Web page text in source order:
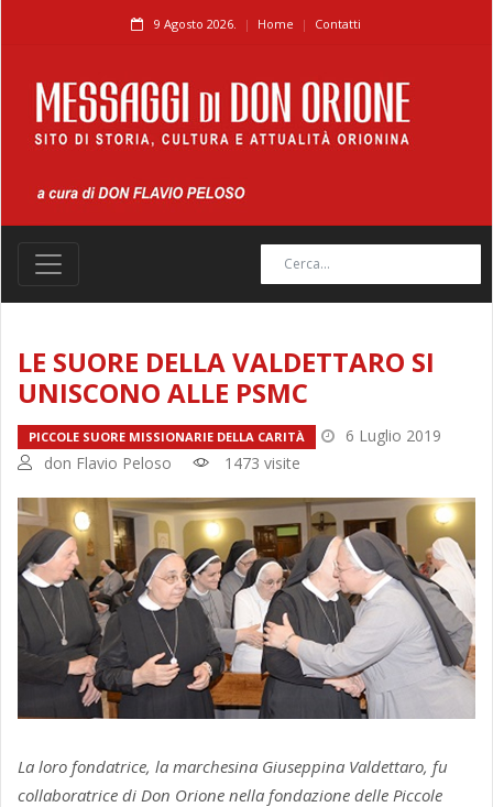
9 Agosto 2026. Home Contatti
LE SUORE DELLA VALDETTARO SI
UNISCONO ALLE PSMC
PICCOLE SUORE MISSIONARIE DELLA CARITÀ
6 Luglio 2019
don Flavio Peloso
1473 visite
La loro fondatrice, la marchesina Giuseppina Valdettaro, fu
collaboratrice di Don Orione nella fondazione delle Piccole